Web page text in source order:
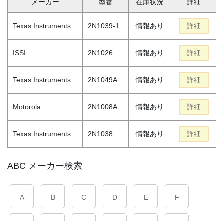
メーカー 型番 在庫状況 詳細
Texas Instruments 2N1039-1 情報あり 詳細
ISSI 2N1026 情報あり 詳細
Texas Instruments 2N1049A 情報あり 詳細
Motorola 2N1008A 情報あり 詳細
Texas Instruments 2N1038 情報あり 詳細
ABC メーカー検索
A B C D E F